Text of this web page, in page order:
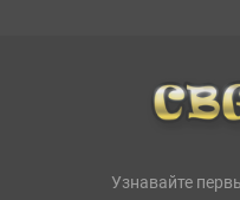
Узнавайте